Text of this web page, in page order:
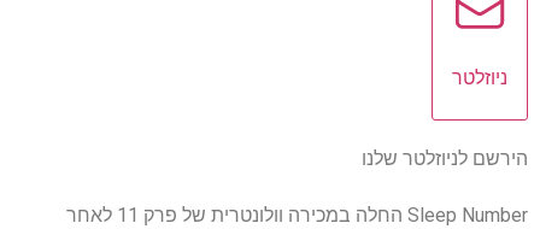
ניוזלטר
הירשם לניוזלטר שלנו
Sleep Number החלה במכירה וולונטרית של פרק 11 לאחר